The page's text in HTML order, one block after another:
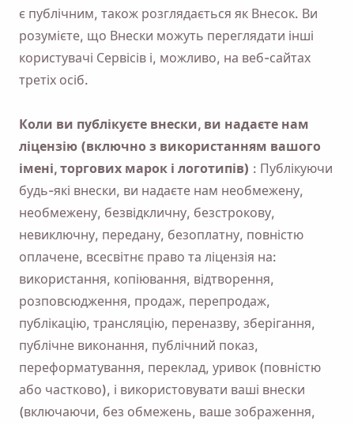
є публічним, також розглядається як Внесок. Ви
розумієте, що Внески можуть переглядати інші
користувачі Сервісів і, можливо, на веб-сайтах
третіх осіб.
Коли ви публікуєте внески, ви надаєте нам
ліцензію (включно з використанням вашого
імені, торгових марок і логотипів) : Публікуючи
будь-які внески, ви надаєте нам необмежену,
необмежену, безвідкличну, безстрокову,
невиключну, передану, безоплатну, повністю
оплачене, всесвітнє право та ліцензія на:
використання, копіювання, відтворення,
розповсюдження, продаж, перепродаж,
публікацію, трансляцію, переназву, зберігання,
публічне виконання, публічний показ,
переформатування, переклад, уривок (повністю
або частково), і використовувати ваші внески
(включаючи, без обмежень, ваше зображення,